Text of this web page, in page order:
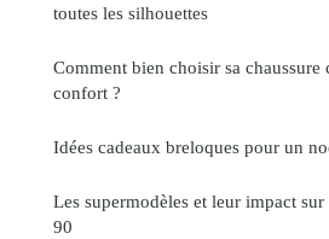
toutes les silhouettes
Comment bien choisir sa chaussure
confort ?
Idées cadeaux breloques pour un
Les supermodèles et leur impact sur
90